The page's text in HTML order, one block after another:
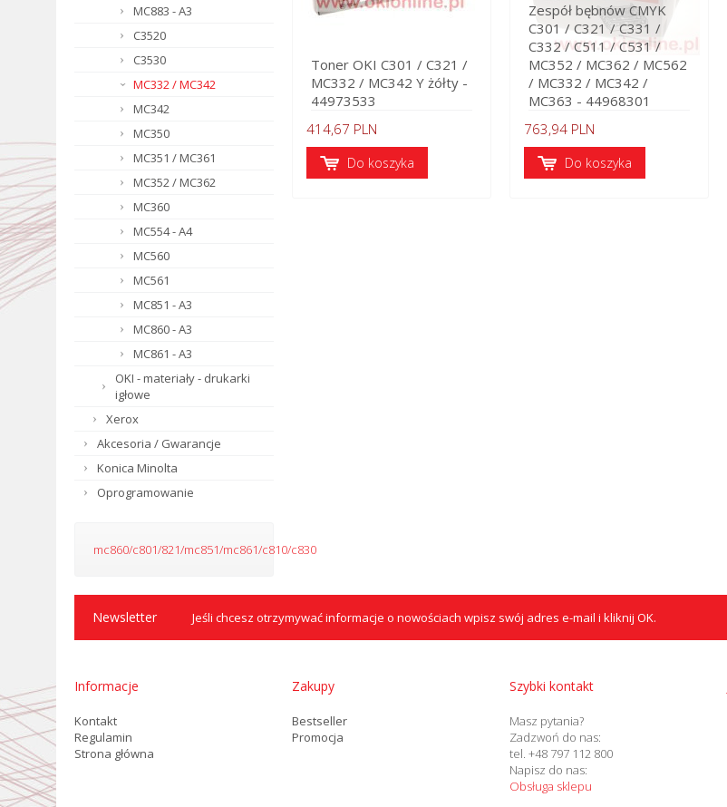
MC883 - A3
C3520
C3530
MC332 / MC342
MC342
MC350
MC351 / MC361
MC352 / MC362
MC360
MC554 - A4
MC560
MC561
MC851 - A3
MC860 - A3
MC861 - A3
OKI - materiały - drukarki
igłowe
Xerox
Akcesoria / Gwarancje
Konica Minolta
Oprogramowanie
mc860/c801/821/mc851/mc861/c810/c830
Toner OKI C301 / C321 /
MC332 / MC342 Y żółty -
44973533
414,67 PLN
Do koszyka
Zespół bębnów CMYK
C301 / C321 / C331 /
C332 / C511 / C531 /
MC352 / MC362 / MC562
/ MC332 / MC342 /
MC363 - 44968301
763,94 PLN
Do koszyka
Newsletter Jeśli chcesz otrzymywać informacje o nowościach wpisz swój adres e-mail i kliknij OK.
Informacje
Kontakt
Regulamin
Strona główna
Zakupy
Bestseller
Promocja
Szybki kontakt
Masz pytania?
Zadzwoń do nas:
tel. +48 797 112 800
Napisz do nas:
Obsługa sklepu